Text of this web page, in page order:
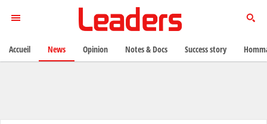
Accueil News Opinion Notes & Docs Success story